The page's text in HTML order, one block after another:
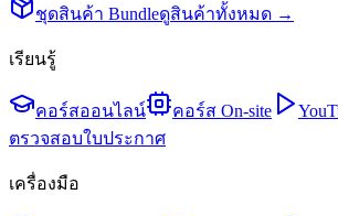
ชุดสินค้า Bundleดูสินค้าทั้งหมด →
เรียนรู้
คอร์สออนไลน์ คอร์ส On-site
ตรวจสอบใบประกาศ
เครื่องมือ